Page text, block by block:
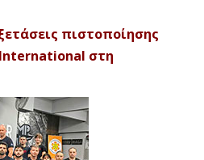
πιστοποίησης
στη